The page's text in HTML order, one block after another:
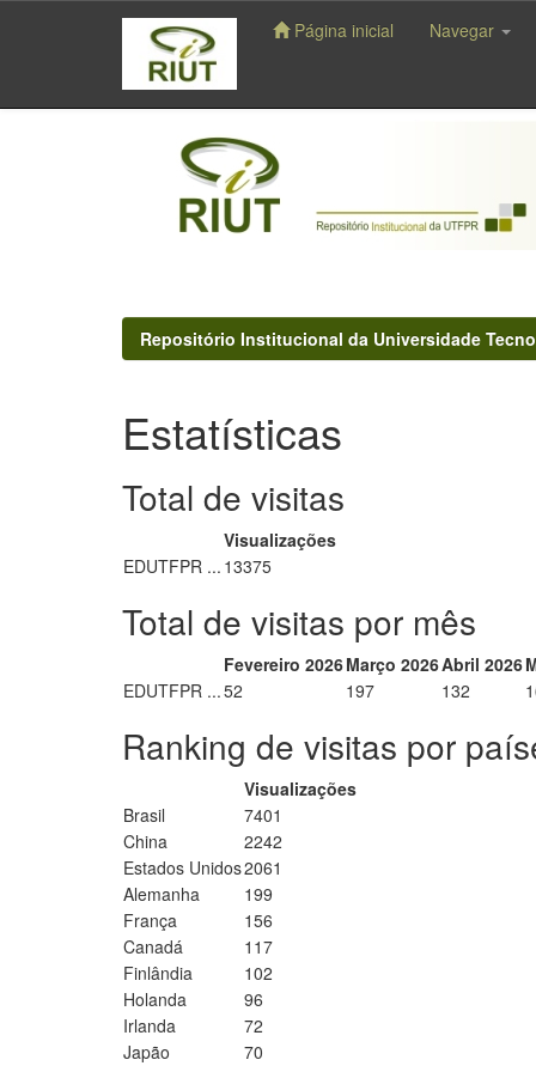
navigation
Página inicial Navegar
Repositório Institucional da Universidade
Estatísticas
Total de visitas
Visualizações
EDUTFPR ... 13375
Total de visitas por mês
Fevereiro 2026Março 2026Abril 2026
EDUTFPR ...52 197 132
Ranking de visitas por
Visualizações
Brasil
7401
China
2242
Estados Unidos2061
Alemanha
199
França
156
Canadá
117
Finlândia
102
Holanda
96
Irlanda
72
Japão
70